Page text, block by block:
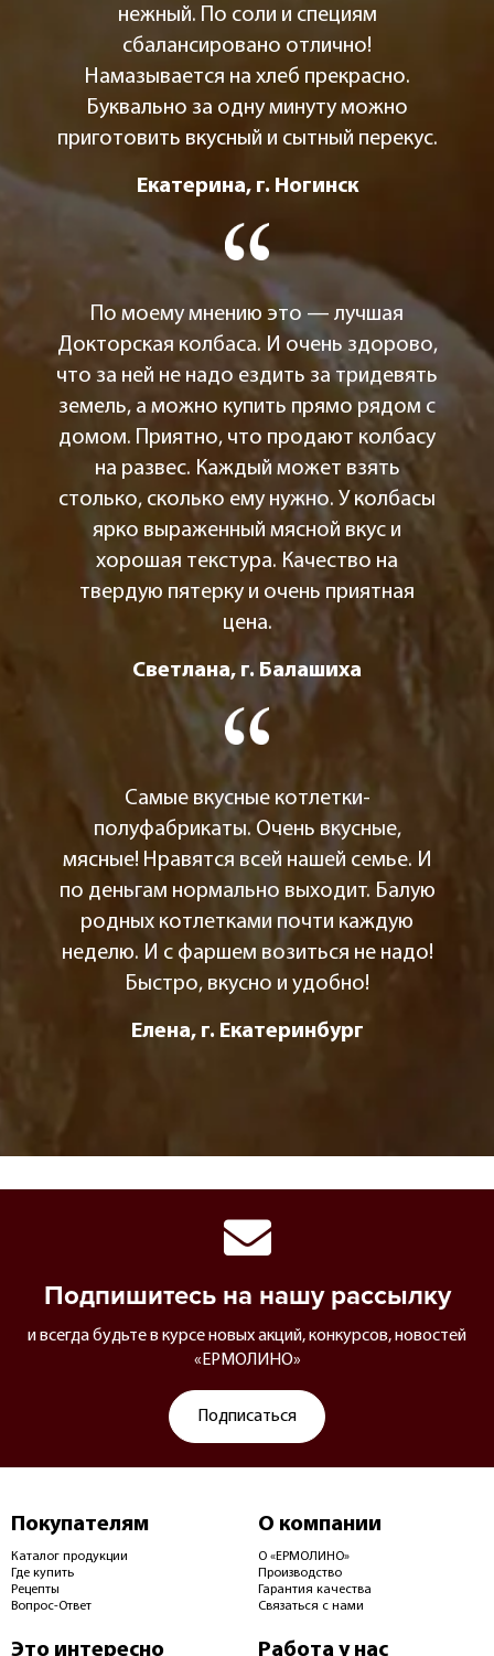
нежный. По соли и специям
сбалансировано отлично!
Намазывается на хлеб прекрасно.
Буквально за одну минуту можно
приготовить вкусный и сытный перекус.
Екатерина, г. Ногинск
По моему мнению это — лучшая
Докторская колбаса. И очень здорово,
что за ней не надо ездить за тридевять
земель, а можно купить прямо рядом с
домом. Приятно, что продают колбасу
на развес. Каждый может взять
столько, сколько ему нужно. У колбасы
ярко выраженный мясной вкус и
хорошая текстура. Качество на
твердую пятерку и очень приятная
цена.
Светлана, г. Балашиха
Самые вкусные котлетки-
полуфабрикаты. Очень вкусные,
мясные! Нравятся всей нашей семье. И
по деньгам нормально выходит. Балую
родных котлетками почти каждую
неделю. И с фаршем возиться не надо!
Быстро, вкусно и удобно!
Елена, г. Екатеринбург
Подпишитесь на нашу рассылку
и всегда будьте в курсе новых акций, конкурсов, новостей
«ЕРМОЛИНО»
Подписаться
Покупателям
Каталог продукции
Где купить
Рецепты
Вопрос-Ответ
О компании
О «ЕРМОЛИНО»
Производство
Гарантия качества
Связаться с нами
Это интересно Работа у нас